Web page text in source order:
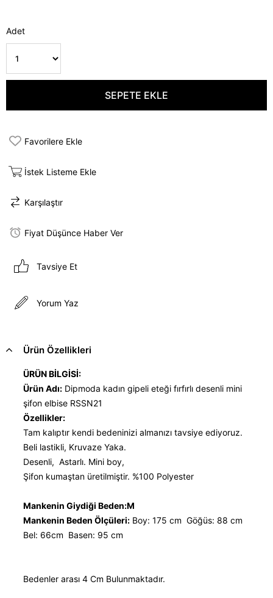
Adet
Favorilere Ekle
İstek Listeme Ekle
Karşılaştır
Fiyat Düşünce Haber Ver
Tavsiye Et
Yorum Yaz
Ürün Özellikleri
ÜRÜN BİLGİSİ:
Ürün Adı: Dipmoda kadın gipeli eteği fırfırlı desenli mini
şifon elbise RSSN21
Özellikler:
Tam kalıptır kendi bedeninizi almanızı tavsiye ediyoruz.
Beli lastikli, Kruvaze Yaka.
Desenli, Astarlı. Mini boy,
Şifon kumaştan üretilmiştir. %100 Polyester
Mankenin Giydiği Beden:M
Mankenin Beden Ölçüleri: Boy: 175 cm Göğüs: 88 cm
Bel: 66cm Basen: 95 cm
Bedenler arası 4 Cm Bulunmaktadır.